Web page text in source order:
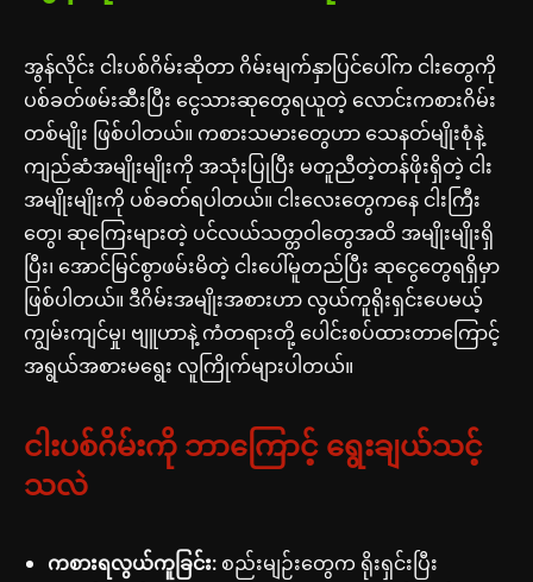
အွန်လိုင်း ငါးပစ်ဂိမ်းဆိုတာ ဂိမ်းမျက်နှာပြင်ပေါ်က ငါးတွေကို
ပစ်ခတ်ဖမ်းဆီးပြီး ငွေသားဆုတွေရယူတဲ့ လောင်းကစားဂိမ်း
တစ်မျိုး ဖြစ်ပါတယ်။ ကစားသမားတွေဟာ သေနတ်မျိုးစုံနဲ့
ကျည်ဆံအမျိုးမျိုးကို အသုံးပြုပြီး မတူညီတဲ့တန်ဖိုးရှိတဲ့ ငါး
အမျိုးမျိုးကို ပစ်ခတ်ရပါတယ်။ ငါးလေးတွေကနေ ငါးကြီး
တွေ၊ ဆုကြေးများတဲ့ ပင်လယ်သတ္တဝါတွေအထိ အမျိုးမျိုးရှိ
ပြီး၊ အောင်မြင်စွာဖမ်းမိတဲ့ ငါးပေါ်မူတည်ပြီး ဆုငွေတွေရရှိမှာ
ဖြစ်ပါတယ်။ ဒီဂိမ်းအမျိုးအစားဟာ လွယ်ကူရိုးရှင်းပေမယ့်
ကျွမ်းကျင်မှု၊ ဗျူဟာနဲ့ ကံတရားတို့ ပေါင်းစပ်ထားတာကြောင့်
အရွယ်အစားမရွေး လူကြိုက်များပါတယ်။
ငါးပစ်ဂိမ်းကို ဘာကြောင့် ရွေးချယ်သင့်
သလဲ
ကစားရလွယ်ကူခြင်း: စည်းမျဉ်းတွေက ရိုးရှင်းပြီး